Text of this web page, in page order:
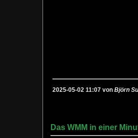
2025-05-02 11:07 von Björn
Das WMM in einer